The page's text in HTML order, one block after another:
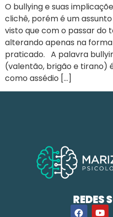
O bullying e suas
clichê, porém é um
visto que com o passar do
alterando apenas na
praticado. A palavra
(valentão, brigão e tirano)
como assédio […]
REDES